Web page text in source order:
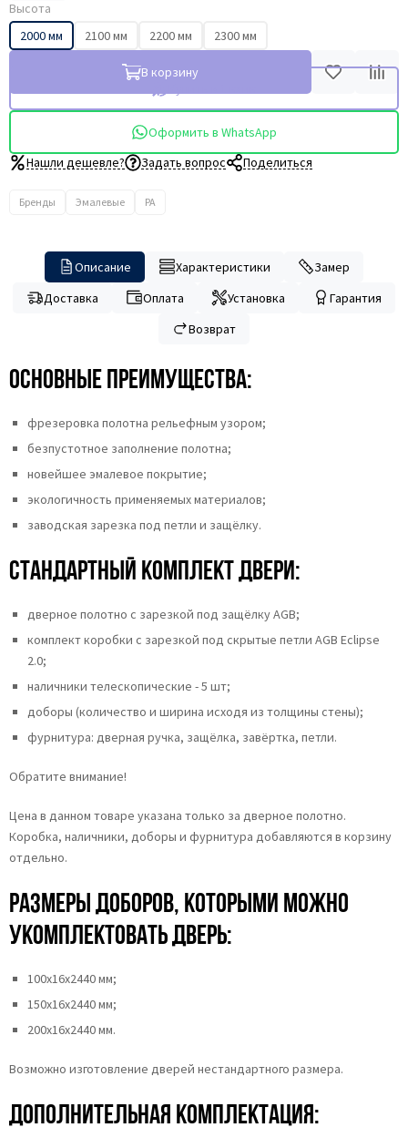
Высота
2000 мм
2100 мм 2200 мм 2300 мм
В корзину
Оформить в WhatsApp
Нашли дешевле?
Задать вопрос Поделиться
Бренды Эмалевые PA
Описание Характеристики
Замер
Доставка
Оплата Установка
Гарантия
Возврат
Основные преимущества:
фрезеровка полотна рельефным узором;
безпустотное заполнение полотна;
новейшее эмалевое покрытие;
экологичность применяемых материалов;
заводская зарезка под петли и защёлку.
Стандартный комплект двери:
дверное полотно с зарезкой под защёлку AGB;
комплект коробки с зарезкой под скрытые петли AGB Eclipse
2.0;
наличники телескопические - 5 шт;
доборы (количество и ширина исходя из толщины стены);
фурнитура: дверная ручка, защёлка, завёртка, петли.
Обратите внимание!
Цена в данном товаре указана только за дверное полотно.
Коробка, наличники, доборы и фурнитура добавляются в корзину
отдельно.
Размеры доборов, которыми можно
укомплектовать дверь:
100х16х2440 мм;
150х16х2440 мм;
200х16х2440 мм.
Возможно изготовление дверей нестандартного размера.
Дополнительная комплектация: